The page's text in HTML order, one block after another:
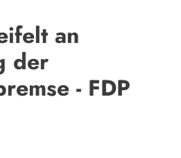
an
der
- FDP